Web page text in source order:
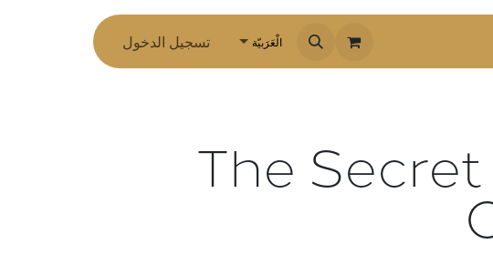
الْعَرَبيّة تسجيل الدخول
The